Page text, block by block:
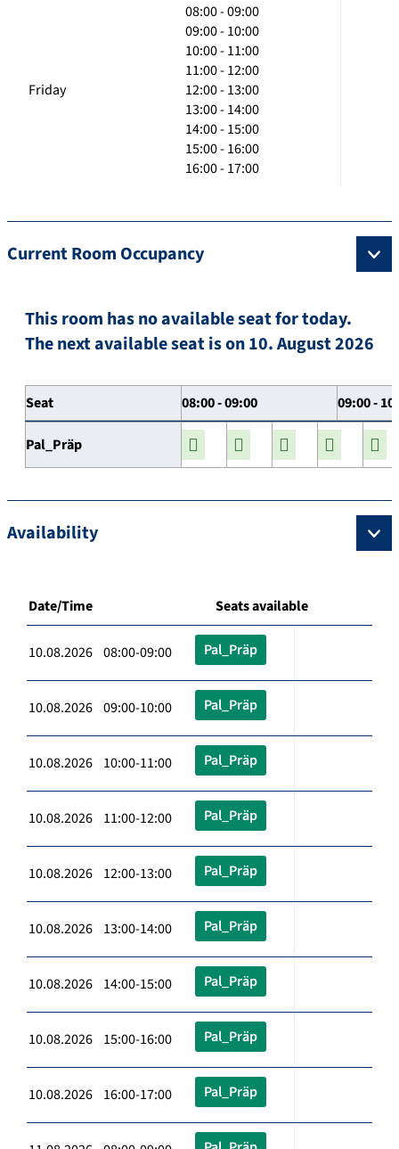
Friday
08:00 - 09:00
09:00 - 10:00
10:00 - 11:00
11:00 - 12:00
12:00 - 13:00
13:00 - 14:00
14:00 - 15:00
15:00 - 16:00
16:00 - 17:00
Current Room Occupancy
This room has no available seat for today.
The next available seat is on 10. August 2026
Seat 08:00 - 09:00 09:00 -
Pal_Präp
Availability
Date/Time Seats available
10.08.2026 08:00-09:00 Pal_Präp
10.08.2026 09:00-10:00 Pal_Präp
10.08.2026 10:00-11:00 Pal_Präp
10.08.2026 11:00-12:00 Pal_Präp
10.08.2026 12:00-13:00 Pal_Präp
10.08.2026 13:00-14:00 Pal_Präp
10.08.2026 14:00-15:00 Pal_Präp
10.08.2026 15:00-16:00 Pal_Präp
10.08.2026 16:00-17:00 Pal_Präp